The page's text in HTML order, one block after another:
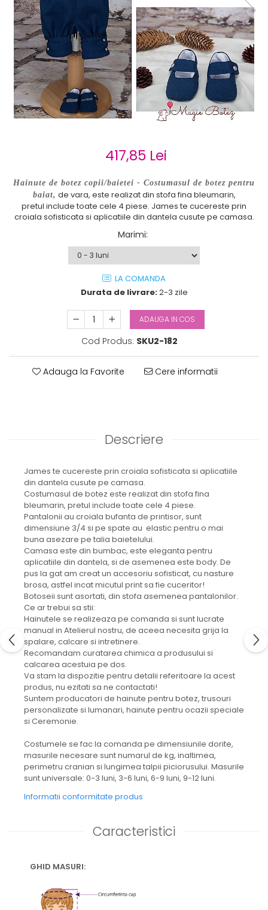
Cercei de aur lungi cu lant
Cercei din aur tortite
Cercei din aur alb
Cercei aur cu surub
417,85 Lei
Hainute de botez copii/baietei - Costumasul de botez pentru
baiat, de vara, este realizat din stofa fina bleumarin,
pretul include toate cele 4 piese. James te cucereste prin
croiala sofisticata si aplicatiile din dantela cusute pe camasa.
Marimi:
LA COMANDA
Durata de livrare:2-3 zile
ADAUGA IN COS
Cod Produs: SKU2-182
Adauga la Favorite Cere informatii
Descriere
James te cucereste prin croiala sofisticata si aplicatiile
din dantela cusute pe camasa.
Costumasul de botez este realizat din stofa fina
bleumarin, pretul include toate cele 4 piese.
Pantalonii au croiala bufanta de printisor, sunt
dimensiune 3/4 si pe spate au elastic pentru o mai
buna asezare pe talia baietelului.
Camasa este din bumbac, este eleganta pentru
aplicatiile din dantela, si de asemenea este body. De
pus la gat am creat un accesoriu sofisticat, cu nasture
brosa, astfel incat micutul print sa fie cuceritor!
Botoseii sunt asortati, din stofa asemenea pantalonilor.
Ce ar trebui sa stii:
Hainutele se realizeaza pe comanda si sunt lucrate
manual in Atelierul nostru, de aceea necesita grija la
spalare, calcare si intretinere.
Recomandam curatarea chimica a produsului si
calcarea acestuia pe dos.
Va stam la dispozitie pentru detalii referitoare la acest
produs, nu ezitati sa ne contactati!
Suntem producatori de hainute pentru botez, trusouri
personalizate si lumanari, hainute pentru ocazii speciale
si Ceremonie.
Costumele se fac la comanda pe dimensiunile dorite,
masurile necesare sunt numarul de kg, inaltimea,
perimetru cranian si lungimea talpii piciorusului. Masurile
sunt universale: 0-3 luni, 3-6 luni, 6-9 luni, 9-12 luni.
Informatii conformitate produs
Caracteristici
GHID MASURI: